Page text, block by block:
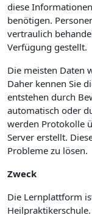
diese
benötigen.
vertraulich
Verfügung gestellt.
Die meisten Daten
Daher kennen Sie
entstehen durch
automatisch oder
werden Protokolle
Server erstellt.
Probleme zu lösen.
Zweck
Die Lernplattform